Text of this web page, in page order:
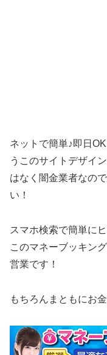
ネットで簡単♪即日OK
うこのサイトデザイ
はなく闇金業者なの
い！
スマホ検索で簡単に
このマネーブッキング
営業です！
もちろんまともにお